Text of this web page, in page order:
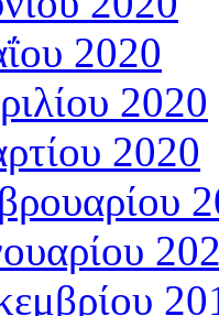
2020
2020
2020